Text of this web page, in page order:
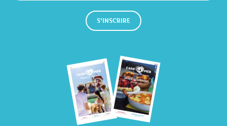
S'INSCRIRE